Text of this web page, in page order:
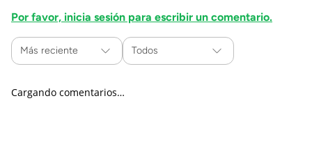
Por favor, inicia sesión para escribir un comentario.
Más reciente Todos
Cargando comentarios…